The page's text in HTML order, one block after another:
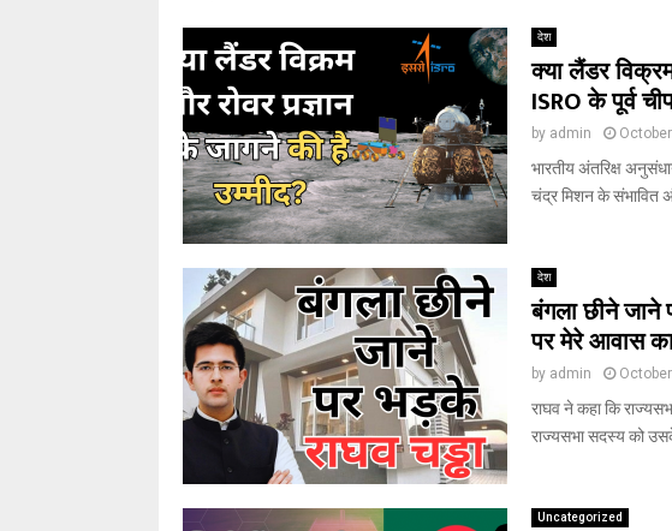
देश
क्या लैंडर
ISRO के पूर्व
by admin
भारतीय अंतरिक्ष
चंद्र मिशन के संभावित
देश
बंगला छीने
पर मेरे आवास
by admin
राघव ने कहा कि
राज्यसभा सदस्य को
Uncategorized